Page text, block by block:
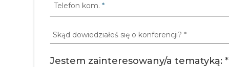
Telefon kom. *
Jestem zainteresowany/a tematyką: *